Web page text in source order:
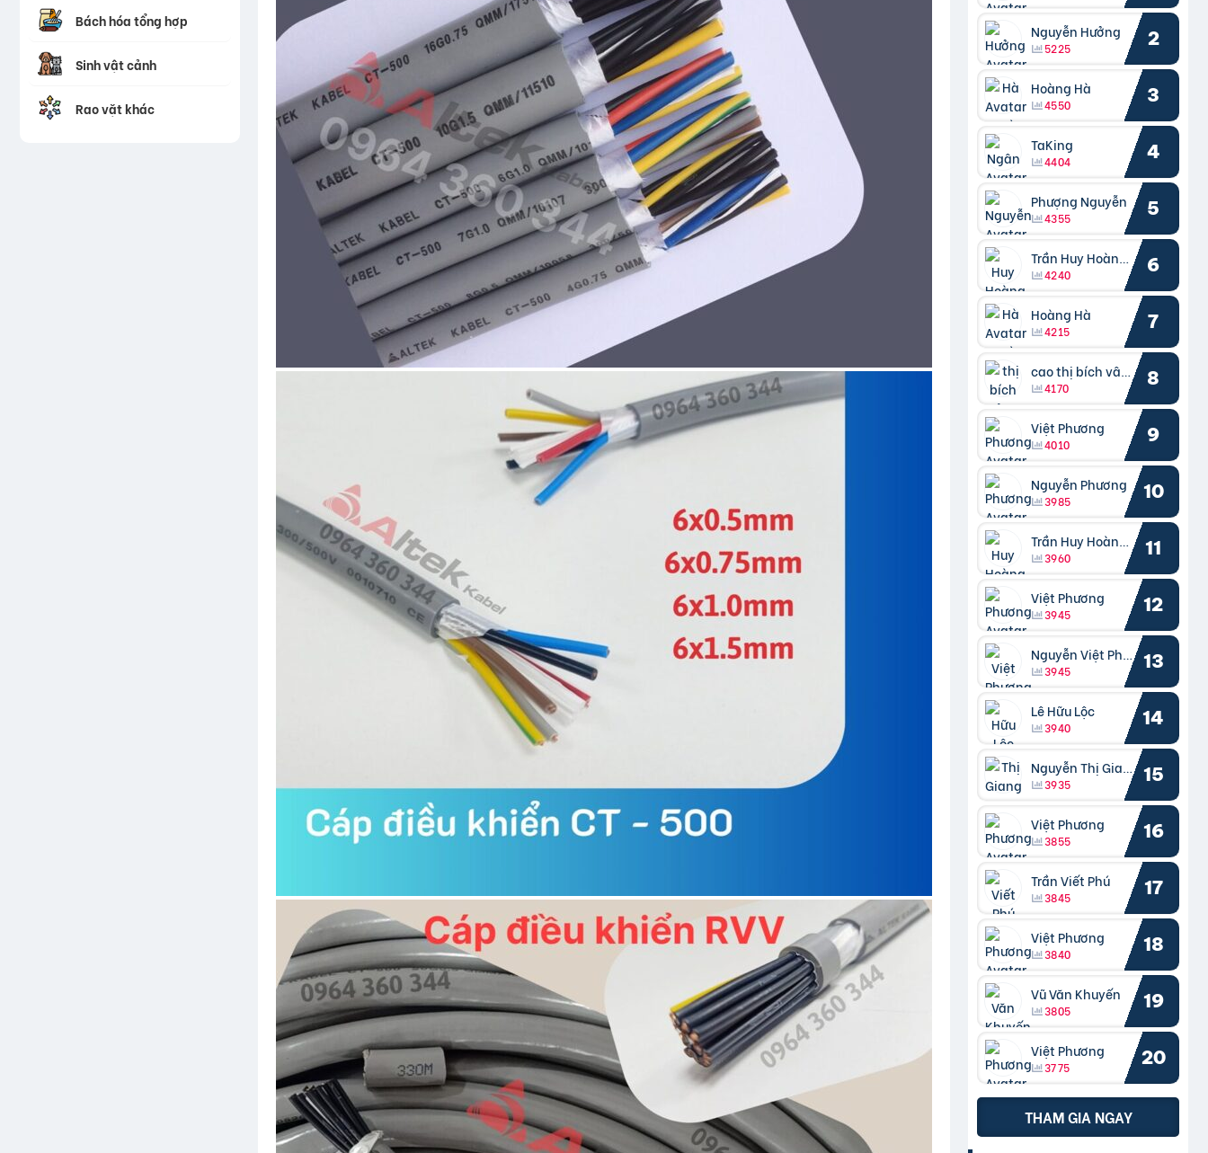
Bách hóa tổng hợp
Sinh vật cảnh
Rao vặt khác
Nguyễn Hưởng
5225 2
Hoàng Hà
4550 3
TaKing
4404 4
Phượng Nguyễn
4355 5
Trần Huy Hoàng Bắc
4240 6
Hoàng Hà
4215 7
cao thị bích vâng kiều
4170 8
Việt Phương
4010 9
Nguyễn Phương
3985 10
Trần Huy Hoàng Bắc
3960 11
Việt Phương
3945 12
Nguyễn Việt Phương
3945 13
Lê Hữu Lộc
3940 14
Nguyễn Thị Giang
3935 15
Việt Phương
3855 16
Trần Viết Phú
3845 17
Việt Phương
3840 18
Vũ Văn Khuyến
3805 19
Việt Phương
3775 20
THAM GIA NGAY